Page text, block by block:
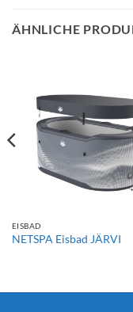
ÄHNLICHE
EISBAD
NETSPA Eisbad JÄRVI